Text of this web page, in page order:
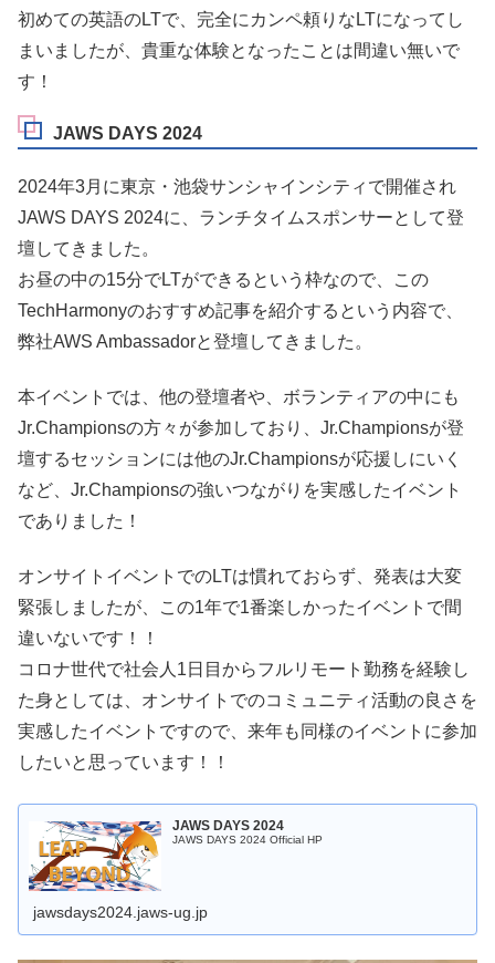
初めての英語のLTで、完全にカンペ頼りなLTになってし
まいましたが、貴重な体験となったことは間違い無いで
す！
JAWS DAYS 2024
2024年3月に東京・池袋サンシャインシティで開催され
JAWS DAYS 2024に、ランチタイムスポンサーとして登
壇してきました。
お昼の中の15分でLTができるという枠なので、この
TechHarmonyのおすすめ記事を紹介するという内容で、
弊社AWS Ambassadorと登壇してきました。
本イベントでは、他の登壇者や、ボランティアの中にも
Jr.Championsの方々が参加しており、Jr.Championsが登
壇するセッションには他のJr.Championsが応援しにいく
など、Jr.Championsの強いつながりを実感したイベント
でありました！
オンサイトイベントでのLTは慣れておらず、発表は大変
緊張しましたが、この1年で1番楽しかったイベントで間
違いないです！！
コロナ世代で社会人1日目からフルリモート勤務を経験し
た身としては、オンサイトでのコミュニティ活動の良さを
実感したイベントですので、来年も同様のイベントに参加
したいと思っています！！
JAWS DAYS 2024
JAWS DAYS 2024 Official HP
jawsdays2024.jaws-ug.jp